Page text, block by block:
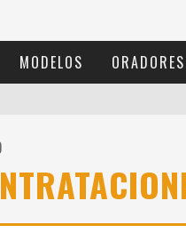
MODELOS ORADORES